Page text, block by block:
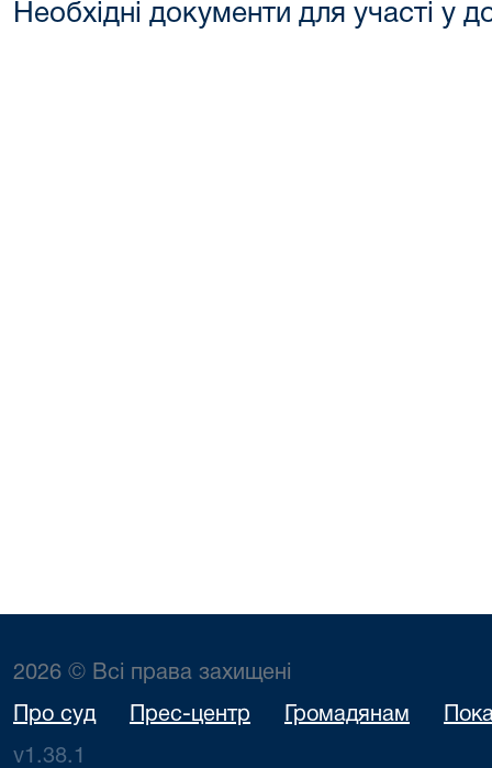
Необхідні документи для участі у
2026 © Всі права захищені
Про суд Прес-центр Громадянам
v1.38.1